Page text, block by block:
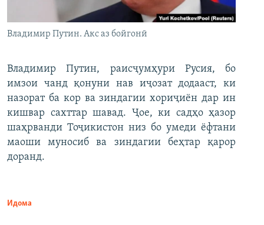
Владимир Путин. Акс аз бойгонӣ
Владимир Путин, раисҷумҳури Русия, бо
имзои чанд қонуни нав иҷозат додааст, ки
назорат ба кор ва зиндагии хориҷиён дар ин
кишвар сахттар шавад. Ҷое, ки садҳо ҳазор
шаҳрванди Тоҷикистон низ бо умеди ёфтани
маоши муносиб ва зиндагии беҳтар қарор
доранд.
Идома